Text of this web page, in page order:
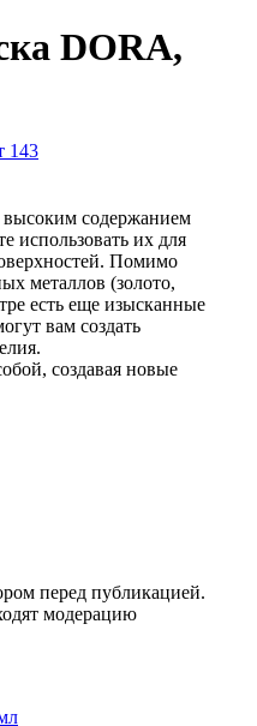
DORA,
содержанием
использовать их для
Помимо
металлов (золото,
есть еще изысканные
вам создать
создавая новые
перед публикацией.
модерацию